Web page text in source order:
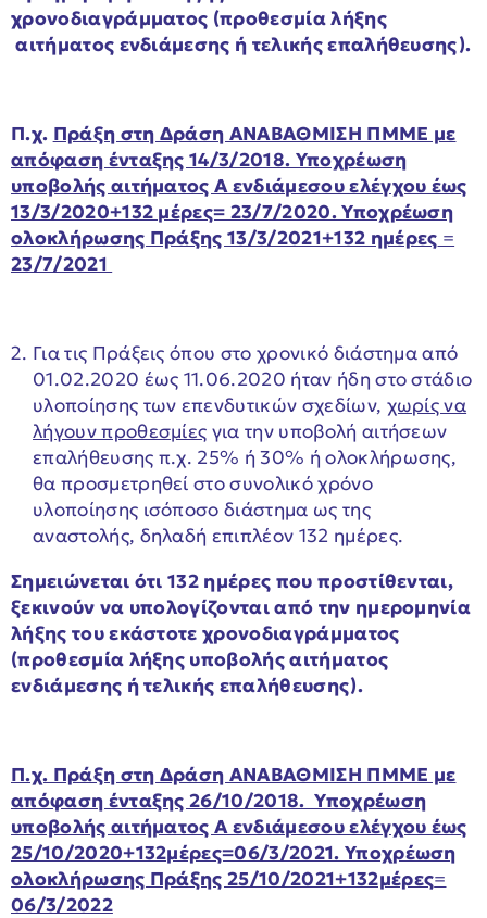
χρονοδιαγράμματος (προθεσμία λήξης
αιτήματος ενδιάμεσης ή τελικής επαλήθευσης).
Π.χ. Πράξη στη Δράση ΑΝΑΒΑΘΜΙΣΗ ΠΜΜΕ με
απόφαση ένταξης 14/3/2018. Υποχρέωση
υποβολής αιτήματος Α ενδιάμεσου ελέγχου έως
13/3/2020+132 μέρες= 23/7/2020. Υποχρέωση
ολοκλήρωσης Πράξης 13/3/2021+132 ημέρες =
23/7/2021
Για τις Πράξεις όπου στο χρονικό διάστημα από
01.02.2020 έως 11.06.2020 ήταν ήδη στο στάδιο
υλοποίησης των επενδυτικών σχεδίων, χωρίς να
λήγουν προθεσμίες για την υποβολή αιτήσεων
επαλήθευσης π.χ. 25% ή 30% ή ολοκλήρωσης,
θα προσμετρηθεί στο συνολικό χρόνο
υλοποίησης ισόποσο διάστημα ως της
αναστολής, δηλαδή επιπλέον 132 ημέρες.
Σημειώνεται ότι 132 ημέρες που προστίθενται,
ξεκινούν να υπολογίζονται από την ημερομηνία
λήξης του εκάστοτε χρονοδιαγράμματος
(προθεσμία λήξης υποβολής αιτήματος
ενδιάμεσης ή τελικής επαλήθευσης).
Π.χ. Πράξη στη Δράση ΑΝΑΒΑΘΜΙΣΗ ΠΜΜΕ με
απόφαση ένταξης 26/10/2018. Υποχρέωση
υποβολής αιτήματος Α ενδιάμεσου ελέγχου έως
25/10/2020+132μέρες=06/3/2021. Υποχρέωση
ολοκλήρωσης Πράξης 25/10/2021+132μέρες=
06/3/2022